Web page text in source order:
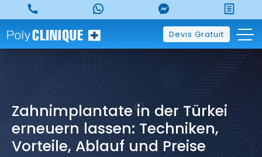
to
content
Devis Gratuit
Zahnimplantate in der Türkei
erneuern lassen: Techniken,
Vorteile, Ablauf und Preise